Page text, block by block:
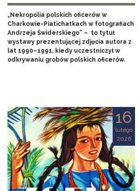
„Nekropolia polskich oficerów w
Charkowie-Piatichatkach w fotografiach
Andrzeja Świderskiego” – to tytuł
wystawy prezentującej zdjęcia autora z
lat 1990–1991, kiedy uczestniczył w
odkrywaniu grobów polskich oficerów.
16
lutego
2026